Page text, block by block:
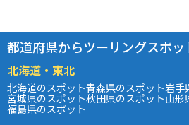
都道府県からツーリングスポッ
北海道・東北
北海道のスポット青森県のスポット岩手
宮城県のスポット秋田県のスポット山形
福島県のスポット